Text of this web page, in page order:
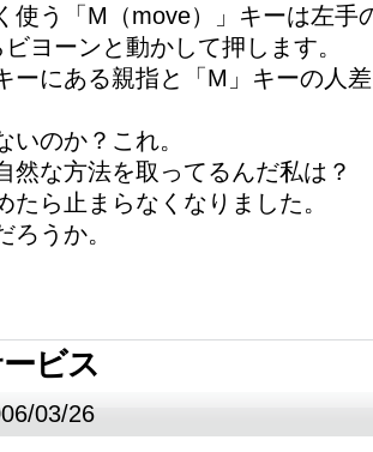
使う「M（move）」キーは左手
ビヨーンと動かして押します。
ーにある親指と「M」キーの人
いのか？これ。
然な方法を取ってるんだ私は？
たら止まらなくなりました。
ろうか。
ビス
03/26